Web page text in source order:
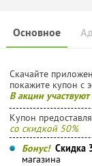
Основное
Скачайте
покажите купон с
В акции
Купон
со скидкой 50%
Бонус! Скидка
магазина